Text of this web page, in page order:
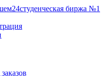
студенческая биржа №1